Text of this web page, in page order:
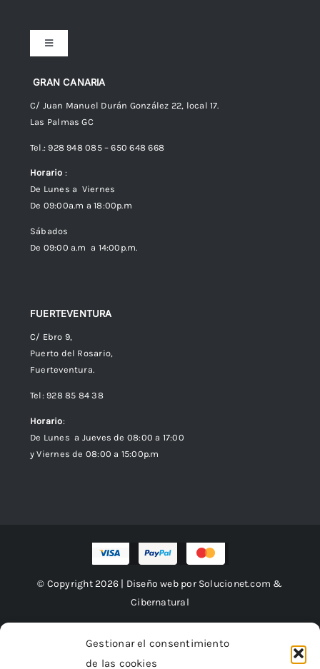
Gestionar el consentimiento
de las cookies
GRAN CANARIA
C/ Juan Manuel Durán González 22, local 17.
Las Palmas GC
Tel.: 928 948 085 – 650 648 668
Horario :
De Lunes a Viernes
De 09:00a.m a 18:00p.m
Sábados
De 09:00 a.m a 14:00p.m.
FUERTEVENTURA
C/ Ebro 9,
Puerto del Rosario,
Fuerteventura.
Tel: 928 85 84 38
Horario:
De Lunes a Jueves de 08:00 a 17:00
y Viernes de 08:00 a 15:00p.m
Toggle
Navigation
Preguntas frecuentes
Envíos
Política de Privacidad
© Copyright 2026 | Diseño web por Solucionet.com &
Cibernatural